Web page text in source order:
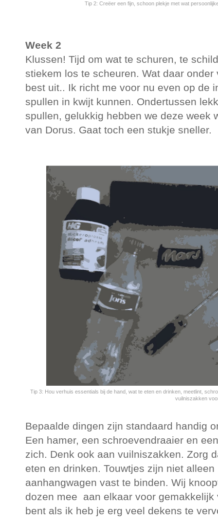
Tip 2: Creëer een fijn, schoon plekje met wat
Week 2
Klussen! Tijd om wat te schuren, te
stiekem los te scheuren. Wat daar
best uit.. Ik richt me voor nu even op de
spullen in kwijt kunnen. Ondertussen
spullen, gelukkig hebben we deze week
van Dorus. Gaat toch een stukje sneller.
Tip 3: Hou verhuis essentials bij de hand, wat te eten en drinken, meetlint,
vuilniszakken
Bepaalde dingen zijn standaard handig
Een hamer, een schroevendraaier en
zich. Denk ook aan vuilniszakken. Zorg
eten en drinken. Touwtjes zijn niet
aanhangwagen vast te binden. Wij
dozen mee aan elkaar voor
bent als ik heb je erg veel dekens te